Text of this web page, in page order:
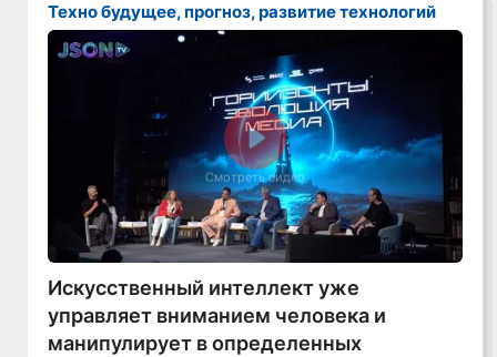
Техно будущее, прогноз, развитие технологий
Смотреть видео
Искусственный интеллект уже
управляет вниманием человека и
манипулирует в определенных